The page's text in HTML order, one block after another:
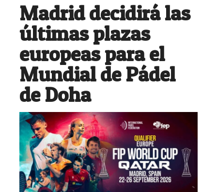
Madrid decidirá las
últimas plazas
europeas para el
Mundial de Pádel
de Doha